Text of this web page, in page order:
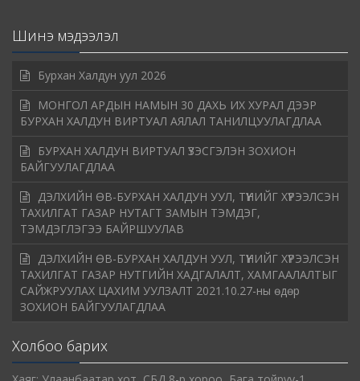
Шинэ мэдээлэл
Бурхан Халдун уул 2026
МОНГОЛ АРДЫН НАМЫН 30 ДАХЬ ИХ ХУРАЛ ДЭЭР
БУРХАН ХАЛДУН ВИРТУАЛ АЯЛАЛ ТАНИЛЦУУЛАГДЛАА
БУРХАН ХАЛДУН ВИРТУАЛ ҮЗЭСГЭЛЭН ЗОХИОН
БАЙГУУЛАГДЛАА
ДЭЛХИЙН ӨВ-БУРХАН ХАЛДУН УУЛ, ТҮҮНИЙГ ХҮРЭЭЛСЭН
ТАХИЛГАТ ГАЗАР НУТАГТ ЗАМЫН ТЭМДЭГ,
ТЭМДЭГЛЭГЭЭ БАЙРШУУЛАВ
ДЭЛХИЙН ӨВ-БУРХАН ХАЛДУН УУЛ, ТҮҮНИЙГ ХҮРЭЭЛСЭН
ТАХИЛГАТ ГАЗАР НУТГИЙН ХАДГАЛАЛТ, ХАМГААЛАЛТЫГ
САЙЖРУУЛАХ ЦАХИМ УУЛЗАЛТ 2021.10.27-ны өдөр
ЗОХИОН БАЙГУУЛАГДЛАА
Холбоо барих